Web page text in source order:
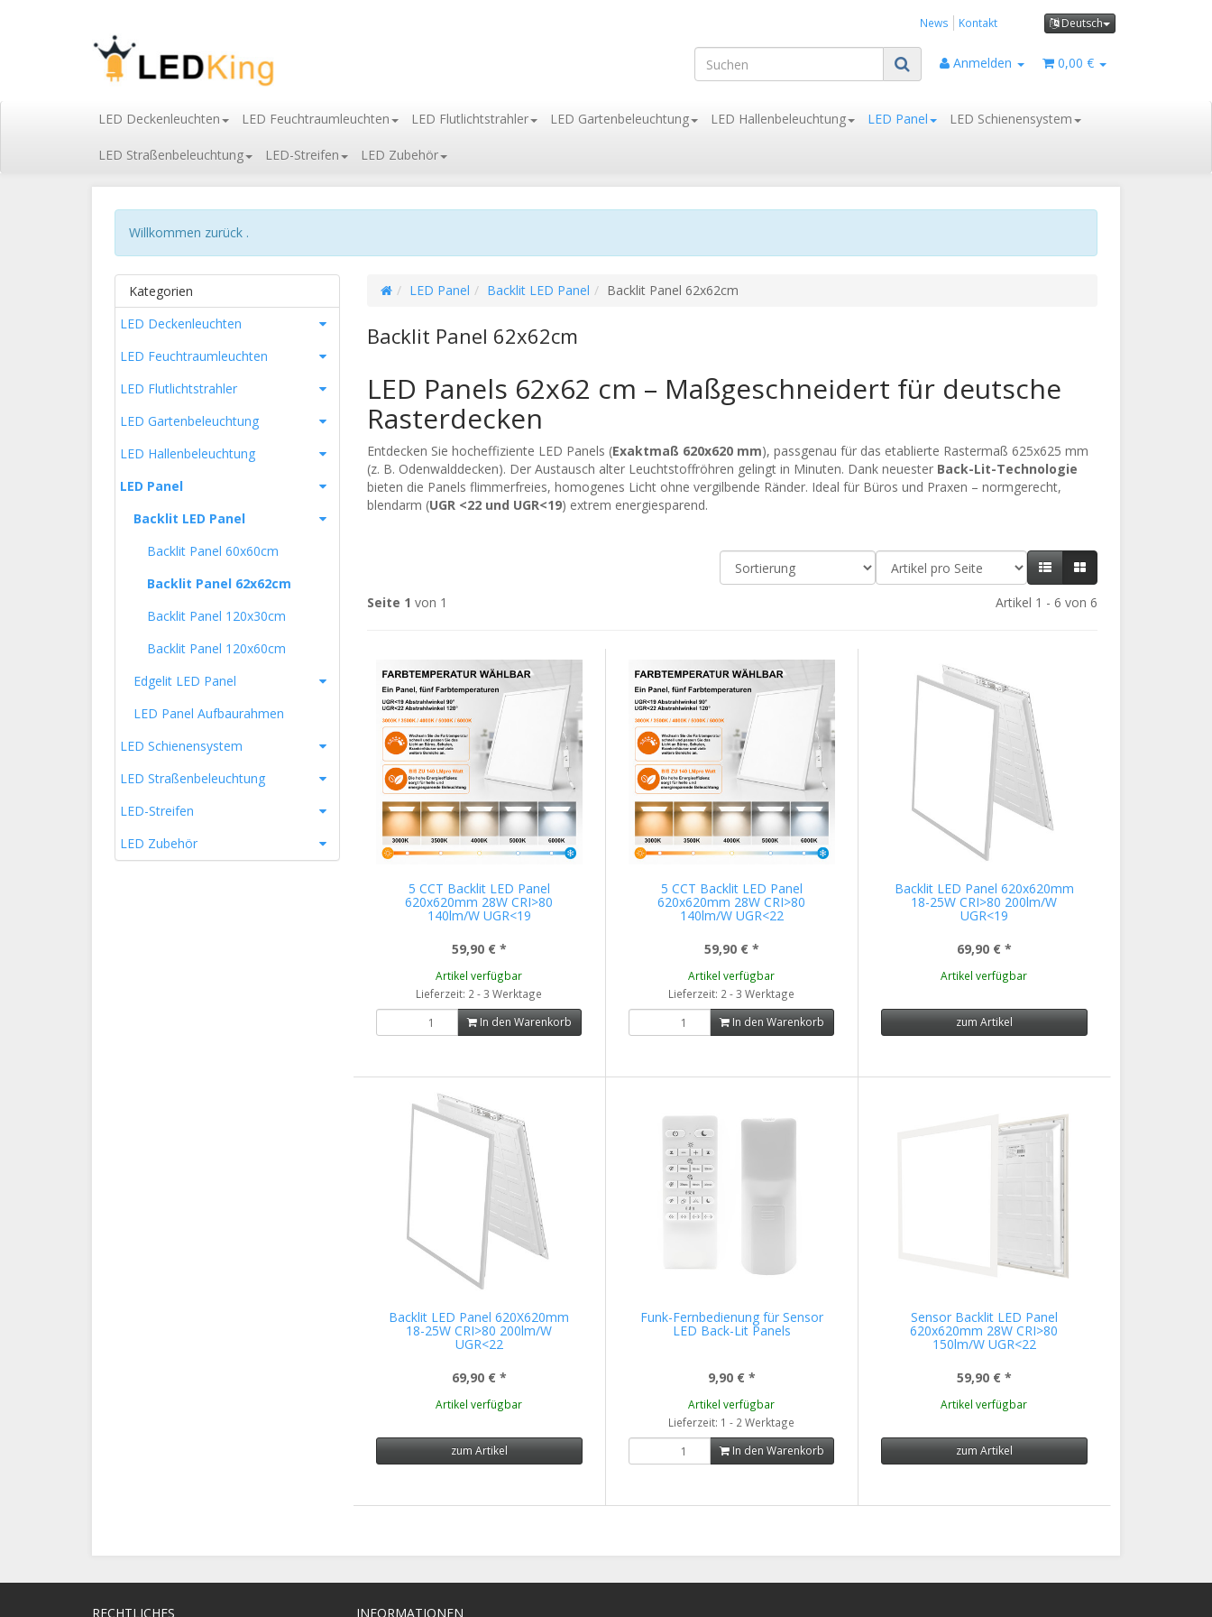
Deutsch
News Kontakt
Anmelden 0,00 €
LED Deckenleuchten LED Feuchtraumleuchten LED Flutlichtstrahler LED Gartenbeleuchtung LED Hallenbeleuchtung LED Panel LED Schienensystem
LED Straßenbeleuchtung LED-Streifen LED Zubehör
Willkommen zurück .
LED Panel Backlit LED Panel Backlit Panel 62x62cm
Backlit Panel 62x62cm
LED Panels 62x62 cm – Maßgeschneidert für deutsche
Rasterdecken
Entdecken Sie hocheffiziente LED Panels (Exaktmaß 620x620 mm), passgenau für das etablierte Rastermaß 625x625 mm
(z. B. Odenwalddecken). Der Austausch alter Leuchtstoffröhren gelingt in Minuten. Dank neuester Back-Lit-Technologie
bieten die Panels flimmerfreies, homogenes Licht ohne vergilbende Ränder. Ideal für Büros und Praxen – normgerecht,
blendarm (UGR <22 und UGR<19) extrem energiesparend.
Seite 1 von 1 Artikel 1 - 6 von 6
5 CCT Backlit LED Panel
620x620mm 28W CRI>80
140lm/W UGR<19
59,90 € *
Artikel verfügbar
Lieferzeit: 2 - 3 Werktage
In den Warenkorb
5 CCT Backlit LED Panel
620x620mm 28W CRI>80
140lm/W UGR<22
59,90 € *
Artikel verfügbar
Lieferzeit: 2 - 3 Werktage
In den Warenkorb
Backlit LED Panel 620x620mm
18-25W CRI>80 200lm/W
UGR<19
69,90 € *
Artikel verfügbar
zum Artikel
Backlit LED Panel 620X620mm
18-25W CRI>80 200lm/W
UGR<22
69,90 € *
Artikel verfügbar
zum Artikel
Funk-Fernbedienung für Sensor
LED Back-Lit Panels
9,90 € *
Artikel verfügbar
Lieferzeit: 1 - 2 Werktage
In den Warenkorb
Sensor Backlit LED Panel
620x620mm 28W CRI>80
150lm/W UGR<22
59,90 € *
Artikel verfügbar
zum Artikel
Kategorien
LED Deckenleuchten
LED Feuchtraumleuchten
LED Flutlichtstrahler
LED Gartenbeleuchtung
LED Hallenbeleuchtung
LED Panel
Backlit LED Panel
Backlit Panel 60x60cm
Backlit Panel 62x62cm
Backlit Panel 120x30cm
Backlit Panel 120x60cm
Edgelit LED Panel
LED Panel Aufbaurahmen
LED Schienensystem
LED Straßenbeleuchtung
LED-Streifen
LED Zubehör
RECHTLICHES INFORMATIONEN